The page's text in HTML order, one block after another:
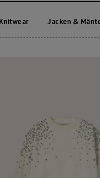
Knitwear Jacken &